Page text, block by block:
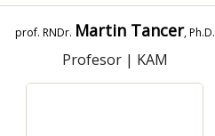
prof. RNDr. Martin Tancer, Ph.D.
Profesor| KAM